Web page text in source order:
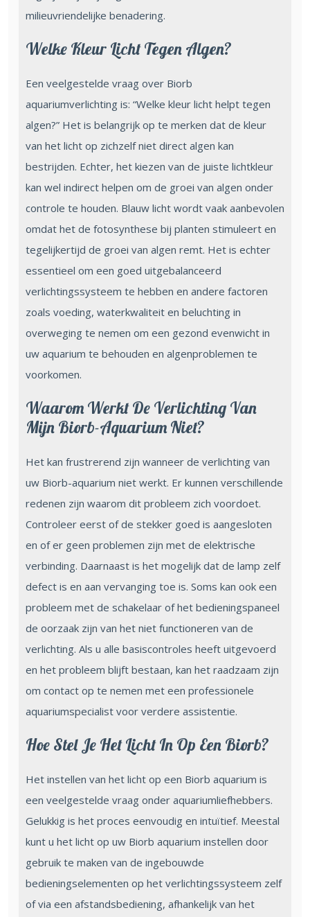
milieuvriendelijke benadering.
Welke Kleur Licht Tegen Algen?
Een veelgestelde vraag over Biorb
aquariumverlichting is: “Welke kleur licht helpt tegen
algen?” Het is belangrijk op te merken dat de kleur
van het licht op zichzelf niet direct algen kan
bestrijden. Echter, het kiezen van de juiste lichtkleur
kan wel indirect helpen om de groei van algen onder
controle te houden. Blauw licht wordt vaak aanbevolen
omdat het de fotosynthese bij planten stimuleert en
tegelijkertijd de groei van algen remt. Het is echter
essentieel om een goed uitgebalanceerd
verlichtingssysteem te hebben en andere factoren
zoals voeding, waterkwaliteit en beluchting in
overweging te nemen om een gezond evenwicht in
uw aquarium te behouden en algenproblemen te
voorkomen.
Waarom Werkt De Verlichting Van
Mijn Biorb-Aquarium Niet?
Het kan frustrerend zijn wanneer de verlichting van
uw Biorb-aquarium niet werkt. Er kunnen verschillende
redenen zijn waarom dit probleem zich voordoet.
Controleer eerst of de stekker goed is aangesloten
en of er geen problemen zijn met de elektrische
verbinding. Daarnaast is het mogelijk dat de lamp zelf
defect is en aan vervanging toe is. Soms kan ook een
probleem met de schakelaar of het bedieningspaneel
de oorzaak zijn van het niet functioneren van de
verlichting. Als u alle basiscontroles heeft uitgevoerd
en het probleem blijft bestaan, kan het raadzaam zijn
om contact op te nemen met een professionele
aquariumspecialist voor verdere assistentie.
Hoe Stel Je Het Licht In Op Een Biorb?
Het instellen van het licht op een Biorb aquarium is
een veelgestelde vraag onder aquariumliefhebbers.
Gelukkig is het proces eenvoudig en intuïtief. Meestal
kunt u het licht op uw Biorb aquarium instellen door
gebruik te maken van de ingebouwde
bedieningselementen op het verlichtingssysteem zelf
of via een afstandsbediening, afhankelijk van het